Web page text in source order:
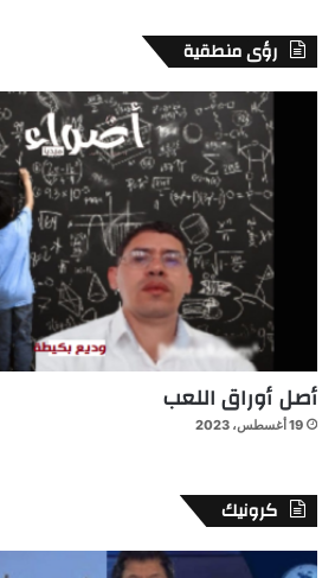
رؤى منطقية
أصل أوراق اللعب
19 أغسطس، 2023
كرونيك